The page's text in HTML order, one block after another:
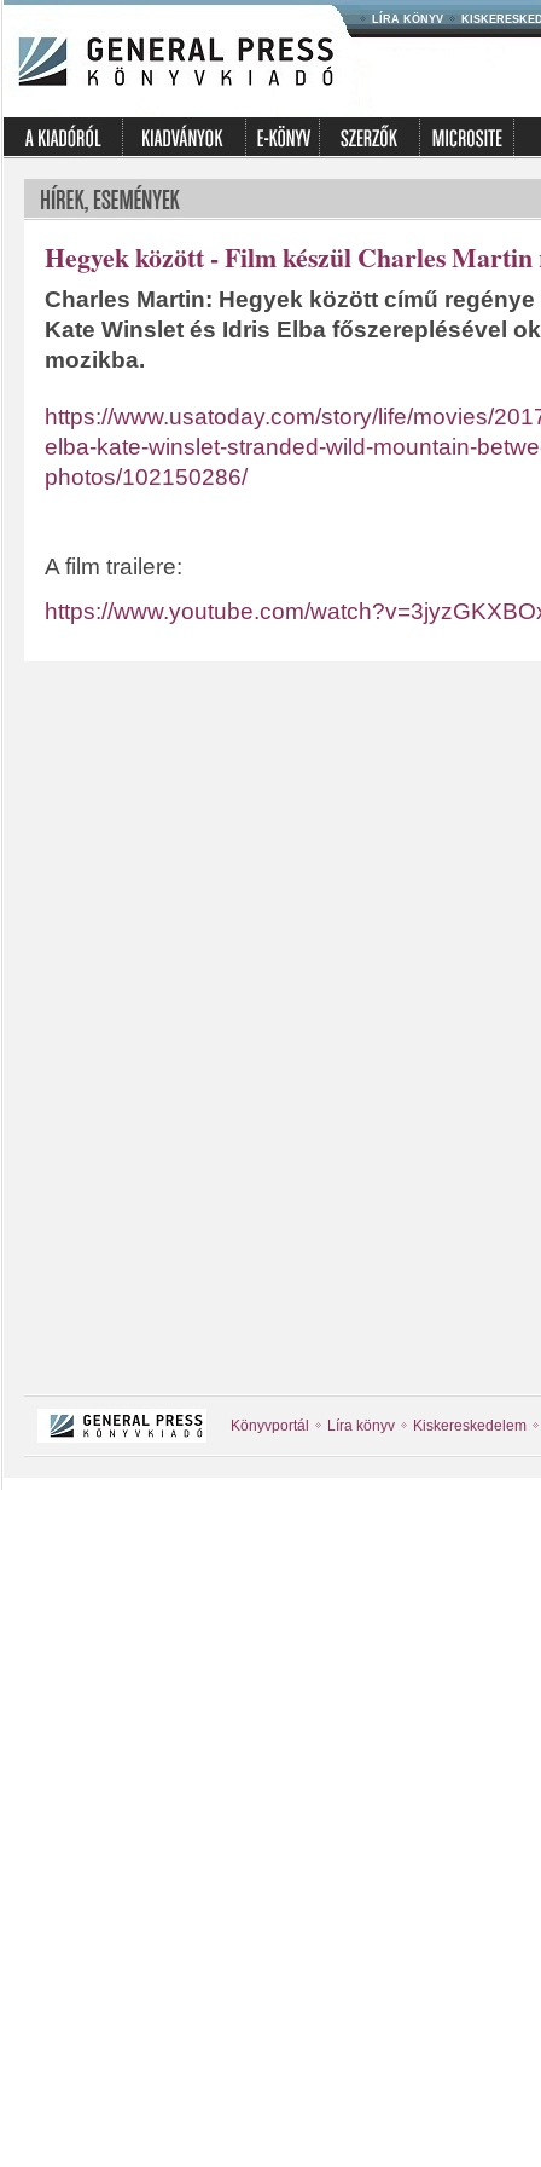
LÍRA KÖNYV
Hegyek között - Film készül Charles Martin
Charles Martin: Hegyek között című
Kate Winslet és Idris Elba főszereplésével
mozikba.
https://www.usatoday.com/story/life/movies/
elba-kate-winslet-stranded-wild-mountain-
photos/102150286/
A film trailere:
https://www.youtube.com/
Könyvportál Líra könyv Kiskereskedelem